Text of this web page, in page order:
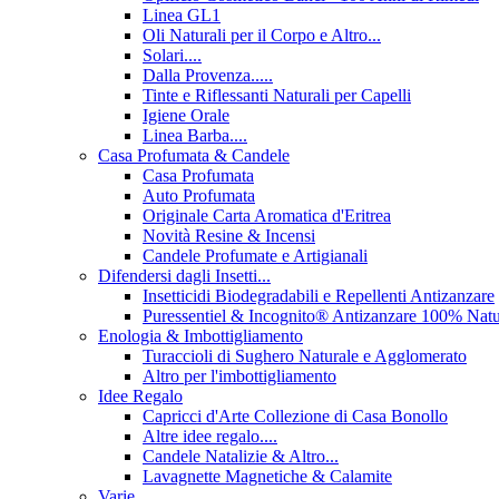
Linea GL1
Oli Naturali per il Corpo e Altro...
Solari....
Dalla Provenza.....
Tinte e Riflessanti Naturali per Capelli
Igiene Orale
Linea Barba....
Casa Profumata & Candele
Casa Profumata
Auto Profumata
Originale Carta Aromatica d'Eritrea
Novità Resine & Incensi
Candele Profumate e Artigianali
Difendersi dagli Insetti...
Insetticidi Biodegradabili e Repellenti Antizanzare
Puressentiel & Incognito® Antizanzare 100%
Enologia & Imbottigliamento
Turaccioli di Sughero Naturale e Agglomerato
Altro per l'imbottigliamento
Idee Regalo
Capricci d'Arte Collezione di Casa Bonollo
Altre idee regalo....
Candele Natalizie & Altro...
Lavagnette Magnetiche & Calamite